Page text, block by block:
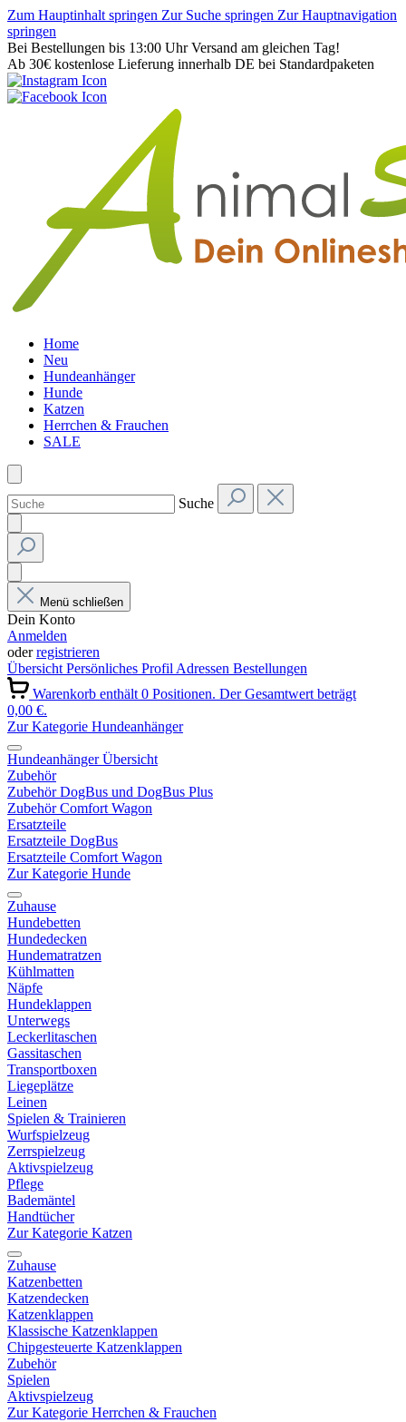
Zum Hauptinhalt springen Zur Suche springen Zur Hauptnavigation
springen
Bei Bestellungen bis 13:00 Uhr Versand am gleichen Tag!
Ab 30€ kostenlose Lieferung innerhalb DE bei Standardpaketen
Home
Neu
Hundeanhänger
Hunde
Katzen
Herrchen & Frauchen
SALE
Suche
Menü schließen
Dein Konto
Anmelden
oderregistrieren
ÜbersichtPersönliches ProfilAdressen Bestellungen
Warenkorb enthält 0 Positionen. Der Gesamtwert beträgt
0,00 €.
Zur Kategorie Hundeanhänger
Hundeanhänger Übersicht
Zubehör
Zubehör DogBus und DogBus Plus
Zubehör Comfort Wagon
Ersatzteile
Ersatzteile DogBus
Ersatzteile Comfort Wagon
Zur Kategorie Hunde
Zuhause
Hundebetten
Hundedecken
Hundematratzen
Kühlmatten
Näpfe
Hundeklappen
Unterwegs
Leckerlitaschen
Gassitaschen
Transportboxen
Liegeplätze
Leinen
Spielen & Trainieren
Wurfspielzeug
Zerrspielzeug
Aktivspielzeug
Pflege
Bademäntel
Handtücher
Zur Kategorie Katzen
Zuhause
Katzenbetten
Katzendecken
Katzenklappen
Klassische Katzenklappen
Chipgesteuerte Katzenklappen
Zubehör
Spielen
Aktivspielzeug
Zur Kategorie Herrchen & Frauchen